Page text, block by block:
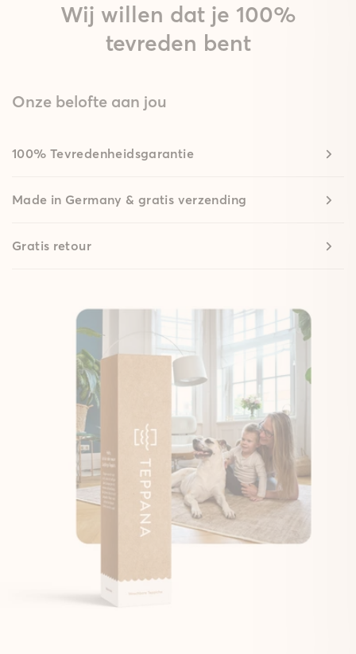
Wij willen dat je 100%
tevreden bent
Onze belofte aan jou
100% Tevredenheidsgarantie
Made in Germany & gratis verzending
Gratis retour